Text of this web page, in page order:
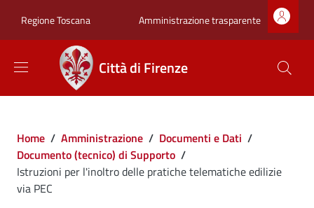
Regione Toscana Zona superiore
Amministrazione trasparente
Città di Firenze
Briciole di pane
Home / Amministrazione / Documenti e Dati /
Documento (tecnico) di Supporto /
Istruzioni per l'inoltro delle pratiche telematiche edilizie
via PEC